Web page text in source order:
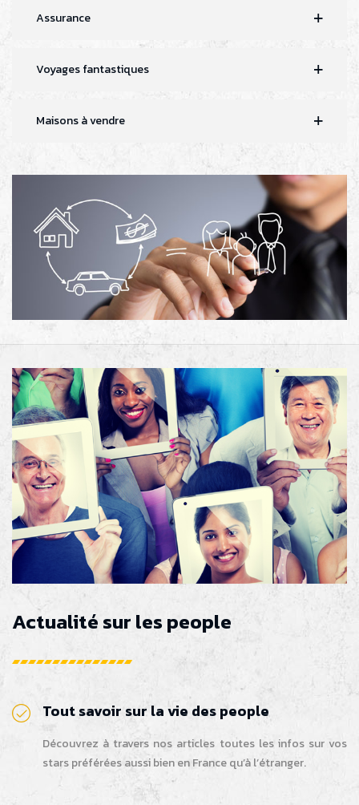
Assurance
Voyages fantastiques
Maisons à vendre
Actualité sur les people
Tout savoir sur la vie des people
Découvrez à travers nos articles toutes les infos sur vos
stars préférées aussi bien en France qu’à l’étranger.